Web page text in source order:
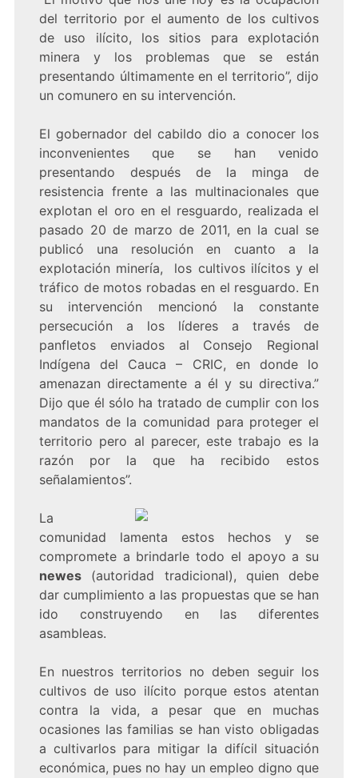
del territorio por el aumento de los cultivos
de uso ilícito, los sitios para explotación
minera y los problemas que se están
presentando últimamente en el territorio”, dijo
un comunero en su intervención.
El gobernador del cabildo dio a conocer los
inconvenientes que se han venido
presentando después de la minga de
resistencia frente a las multinacionales que
explotan el oro en el resguardo, realizada el
pasado 20 de marzo de 2011, en la cual se
publicó una resolución en cuanto a la
explotación minería, los cultivos ilícitos y el
tráfico de motos robadas en el resguardo. En
su intervención mencionó la constante
persecución a los líderes a través de
panfletos enviados al Consejo Regional
Indígena del Cauca – CRIC, en donde lo
amenazan directamente a él y su directiva.”
Dijo que él sólo ha tratado de cumplir con los
mandatos de la comunidad para proteger el
territorio pero al parecer, este trabajo es la
razón por la que ha recibido estos
señalamientos”.
La
comunidad lamenta estos hechos y se
compromete a brindarle todo el apoyo a su
newes(autoridad tradicional), quien debe
dar cumplimiento a las propuestas que se han
ido construyendo en las diferentes
asambleas.
En nuestros territorios no deben seguir los
cultivos de uso ilícito porque estos atentan
contra la vida, a pesar que en muchas
ocasiones las familias se han visto obligadas
a cultivarlos para mitigar la difícil situación
económica, pues no hay un empleo digno que